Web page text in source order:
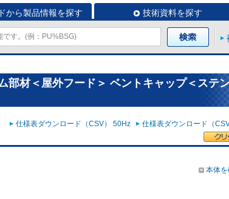
から製品情報を探す 技術資料を探す
部材＜屋外フード＞ ベントキャップ＜ステ
仕様表ダウンロード（CSV） 50Hz 仕様表ダウンロード（
本体